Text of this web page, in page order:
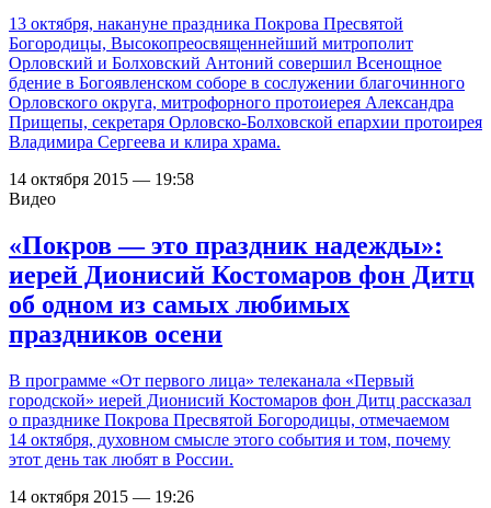
13 октября, накануне праздника Покрова Пресвятой
Богородицы, Высокопреосвященнейший митрополит
Орловский и Болховский Антоний совершил Всенощное
бдение в Богоявленском соборе в сослужении благочинного
Орловского округа, митрофорного протоиерея Александра
Прищепы, секретаря Орловско-Болховской епархии протоирея
Владимира Сергеева и клира храма.
14 октября 2015 — 19:58
Видео
«Покров — это праздник надежды»:
иерей Дионисий Костомаров фон Дитц
об одном из самых любимых
праздников осени
В программе «От первого лица» телеканала «Первый
городской» иерей Дионисий Костомаров фон Дитц рассказал
о празднике Покрова Пресвятой Богородицы, отмечаемом
14 октября, духовном смысле этого события и том, почему
этот день так любят в России.
14 октября 2015 — 19:26